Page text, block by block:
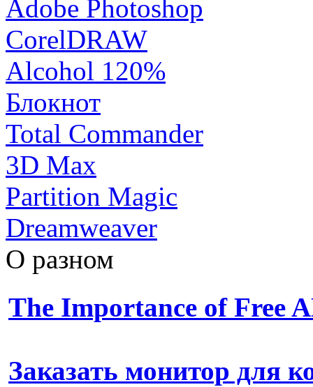
Adobe Photoshop
CorelDRAW
Alcohol 120%
Блокнот
Total Commander
3D Max
Partition Magic
Dreamweaver
О разном
The Importance of Free
Заказать монитор для